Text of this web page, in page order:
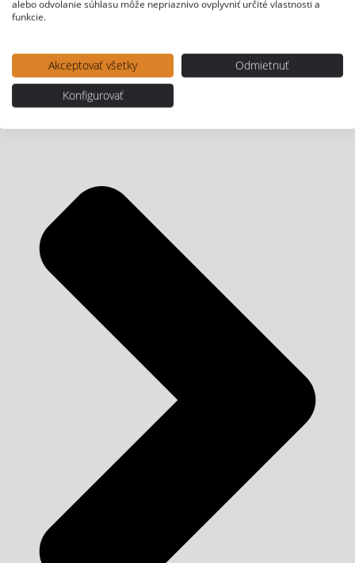
alebo odvolanie súhlasu môže nepriaznivo ovplyvniť určité vlastnosti a
funkcie.
Akceptovať všetky
Odmietnuť
Konfigurovať